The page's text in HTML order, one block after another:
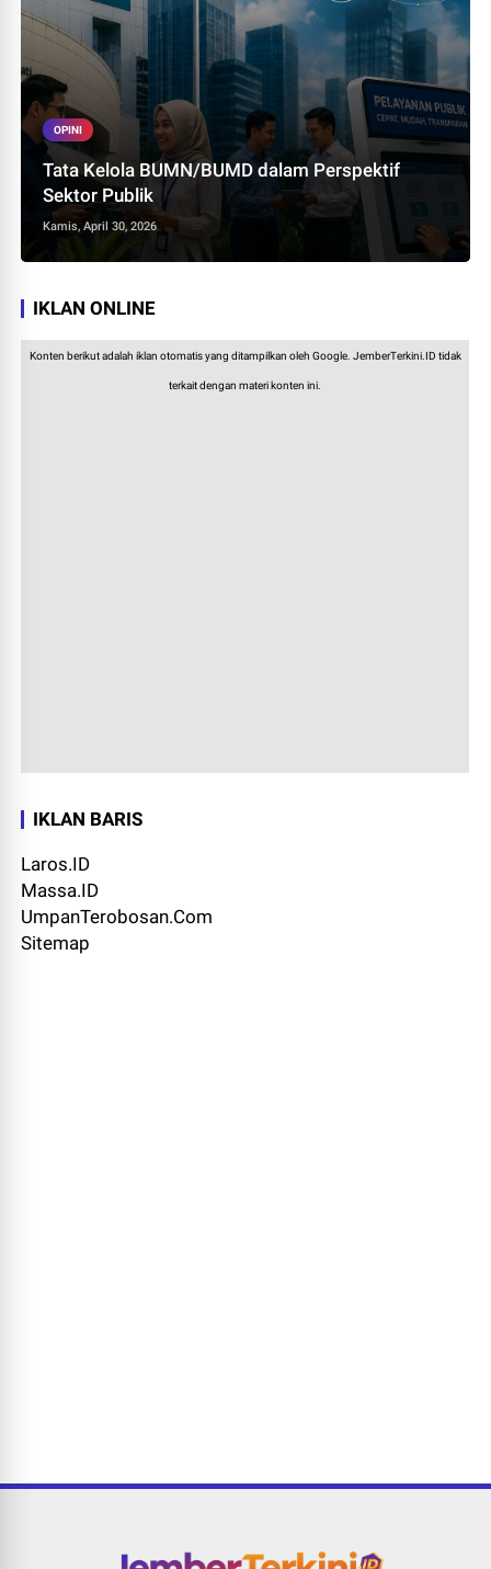
OPINI
Tata Kelola BUMN/BUMD dalam Perspektif
Sektor Publik
Kamis, April 30, 2026
IKLAN ONLINE
Konten berikut adalah iklan otomatis yang ditampilkan oleh Google. JemberTerkini.ID tidak
terkait dengan materi konten ini.
IKLAN BARIS
Laros.ID
Massa.ID
UmpanTerobosan.Com
Sitemap